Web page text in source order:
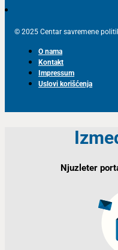
© 2025 Centar savremene
O nama
Kontakt
Impressum
Uslovi korišćenja
Njuzleter